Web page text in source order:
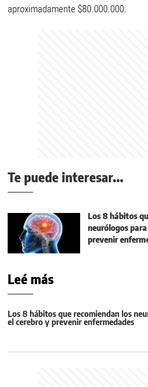
aproximadamente $80.000.000.
Te puede interesar...
Los 8 hábitos
neurólogos
prevenir
Leé más
Los 8 hábitos que recomiendan los
el cerebro y prevenir enfermedades